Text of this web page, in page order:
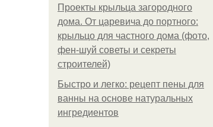
Проекты крыльца загородного
дома. От царевича до портного:
крыльцо для частного дома (фото,
фен-шуй советы и секреты
строителей)
Быстро и легко: рецепт пены для
ванны на основе натуральных
ингредиентов